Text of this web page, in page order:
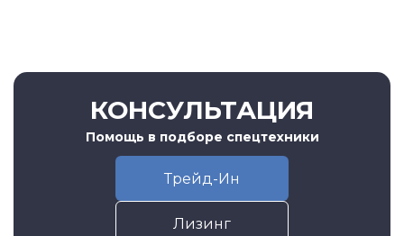
КОНСУЛЬТАЦИЯ
Помощь в подборе спецтехники
Трейд-Ин
Лизинг